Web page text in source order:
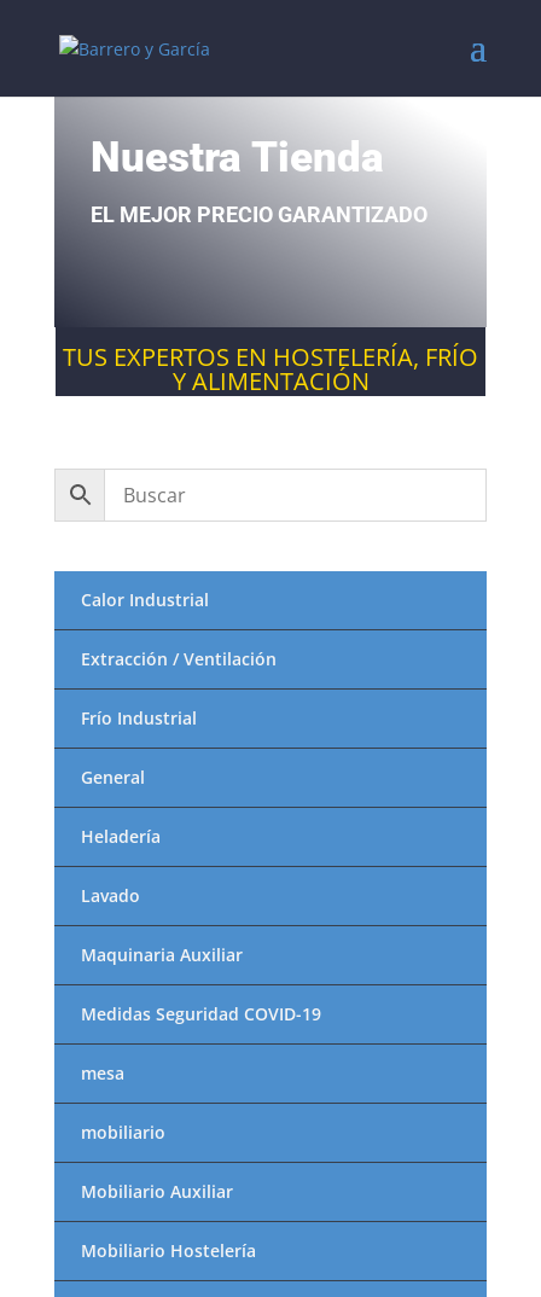
Nuestra Tienda
EL MEJOR PRECIO GARANTIZADO
TUS EXPERTOS EN HOSTELERÍA, FRÍO
Y ALIMENTACIÓN
Calor Industrial
Extracción / Ventilación
Frío Industrial
General
Heladería
Lavado
Maquinaria Auxiliar
Medidas Seguridad COVID-19
mesa
mobiliario
Mobiliario Auxiliar
Mobiliario Hostelería